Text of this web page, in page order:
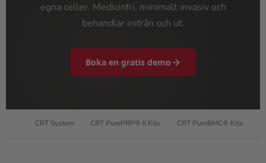
egna celler. Medicinfri, minimalt invasiv och
behandlar inifrån och ut.
Boka en gratis demo
CRT System CRT PurePRP® II Kits CRT PureBMC® Kits